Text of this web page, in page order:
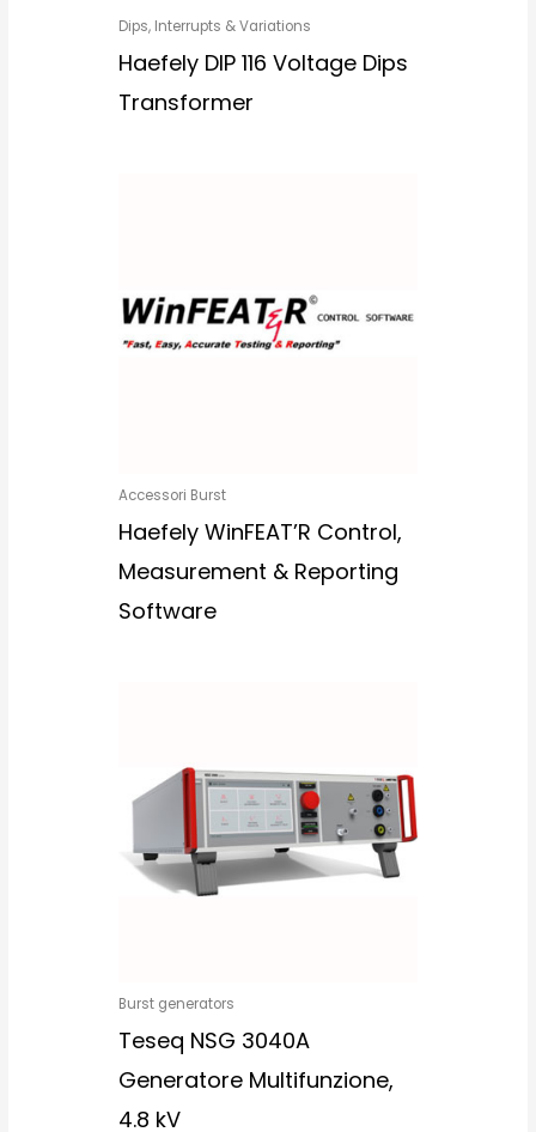
Dips, Interrupts & Variations
Haefely DIP 116 Voltage Dips
Transformer
Accessori Burst
Haefely WinFEAT’R Control,
Measurement & Reporting
Software
Burst generators
Teseq NSG 3040A
Generatore Multifunzione,
4.8 kV